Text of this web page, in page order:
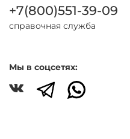
+7(800)551-39-09
справочная служба
Мы в соцсетях: